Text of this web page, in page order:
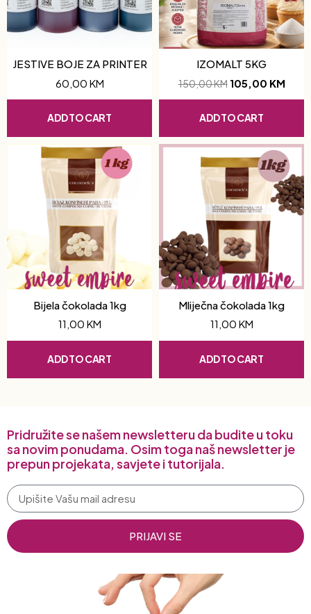
JESTIVE BOJE ZA PRINTER
60,00 KM
ADD TO CART
IZOMALT 5KG
150,00KM 105,00 KM
ADD TO CART
Bijela čokolada 1kg
11,00 KM
ADD TO CART
Mliječna čokolada 1kg
11,00 KM
ADD TO CART
Pridružite se našem newsletteru da budite u toku
sa novim ponudama. Osim toga naš newsletter je
prepun projekata, savjete i tutorijala.
PRIJAVI SE